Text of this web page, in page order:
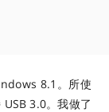
8.1。所使
3.0。我做了